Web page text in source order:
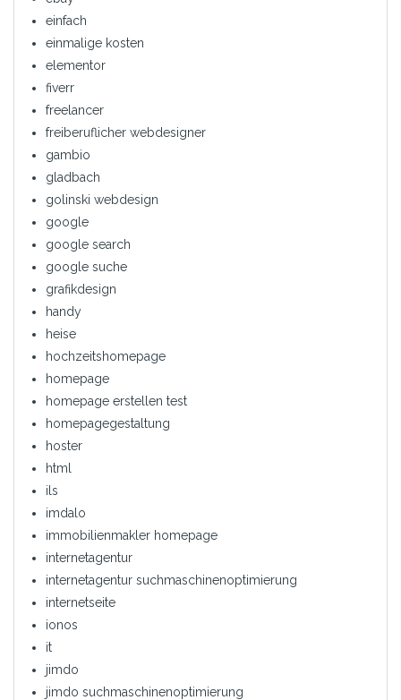
einfach
einmalige kosten
elementor
fiverr
freelancer
freiberuflicher webdesigner
gambio
gladbach
golinski webdesign
google
google search
google suche
grafikdesign
handy
heise
hochzeitshomepage
homepage
homepage erstellen test
homepagegestaltung
hoster
html
ils
imdalo
immobilienmakler homepage
internetagentur
internetagentur suchmaschinenoptimierung
internetseite
ionos
it
jimdo
jimdo suchmaschinenoptimierung